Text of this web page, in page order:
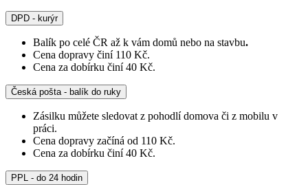
DPD - kurýr
Balík po celé ČR až k vám domů nebo na stavbu.
Cena dopravy činí 110 Kč.
Cena za dobírku činí 40 Kč.
Česká pošta - balík do ruky
Zásilku můžete sledovat z pohodlí domova či z mobilu v
práci.
Cena dopravy začíná od 110 Kč.
Cena za dobírku činí 40 Kč.
PPL - do 24 hodin